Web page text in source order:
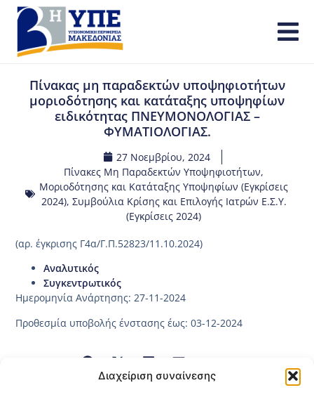
Διαχείριση συναίνεσης
Πίνακας μη παραδεκτών υποψηφιοτήτων
μοριοδότησης και κατάταξης υποψηφίων
ειδικότητας ΠΝΕΥΜΟΝΟΛΟΓΙΑΣ –
ΦΥΜΑΤΙΟΛΟΓΙΑΣ.
27 Νοεμβρίου, 2024
Πίνακες Μη Παραδεκτών Υποψηφιοτήτων,
Μοριοδότησης και Κατάταξης Υποψηφίων (Εγκρίσεις
2024), Συμβούλια Κρίσης και Επιλογής Ιατρών Ε.Σ.Υ.
(Εγκρίσεις 2024)
(αρ. έγκρισης Γ4α/Γ.Π.52823/11.10.2024)
Αναλυτικός
Συγκεντρωτικός
Ημερομηνία Ανάρτησης: 27-11-2024
Προθεσμία υποβολής ένστασης έως: 03-12-2024